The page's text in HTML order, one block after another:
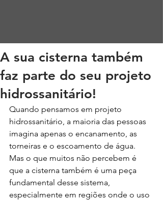
A sua cisterna também
faz parte do seu projeto
hidrossanitário!
Quando pensamos em projeto
hidrossanitário, a maioria das pessoas
imagina apenas o encanamento, as
torneiras e o escoamento de água.
Mas o que muitos não percebem é
que a cisterna também é uma peça
fundamental desse sistema,
especialmente em regiões onde o uso